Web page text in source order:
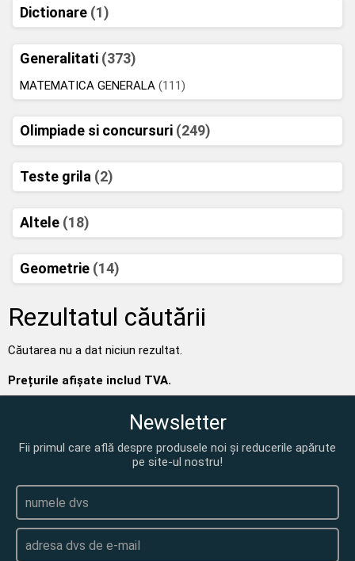
Dictionare (1)
Generalitati (373)
MATEMATICA GENERALA (111)
Olimpiade si concursuri (249)
Teste grila (2)
Altele (18)
Geometrie (14)
Rezultatul căutării
Căutarea nu a dat niciun rezultat.
Prețurile afișate includ TVA.
Newsletter
Fii primul care află despre produsele noi și reducerile apărute
pe site-ul nostru!